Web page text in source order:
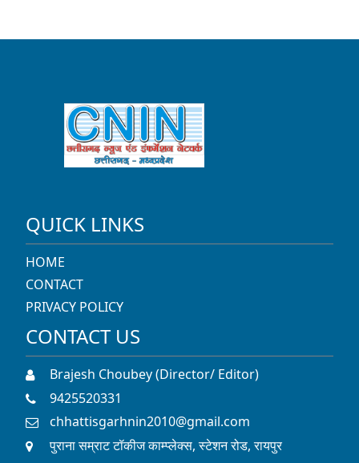
QUICK LINKS
HOME
CONTACT
PRIVACY POLICY
CONTACT US
Brajesh Choubey (Director/ Editor)
9425520331
chhattisgarhnin2010@gmail.com
पुराना सम्राट टॉकीज काम्प्लेक्स, स्टेशन रोड, रायपुर